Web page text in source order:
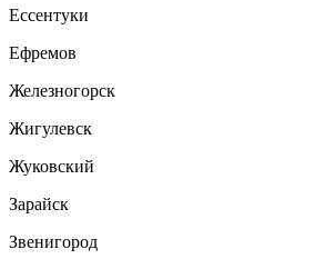
Ессентуки
Ефремов
Железногорск
Жигулевск
Жуковский
Зарайск
Звенигород